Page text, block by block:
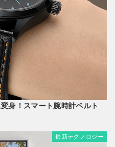
身！スマート腕時計ベルト
最新テクノロジー